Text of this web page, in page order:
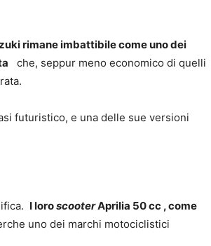
rimane imbattibile come uno dei
che, seppur meno economico di quelli
futuristico, e una delle sue versioni
I loroscooterAprilia 50 cc , come
uno dei marchi motociclistici